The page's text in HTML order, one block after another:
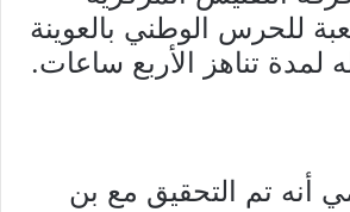
للحرس الوطني بالعوينة
لمدة تناهز الأربع ساعات.
أنه تم التحقيق مع بن